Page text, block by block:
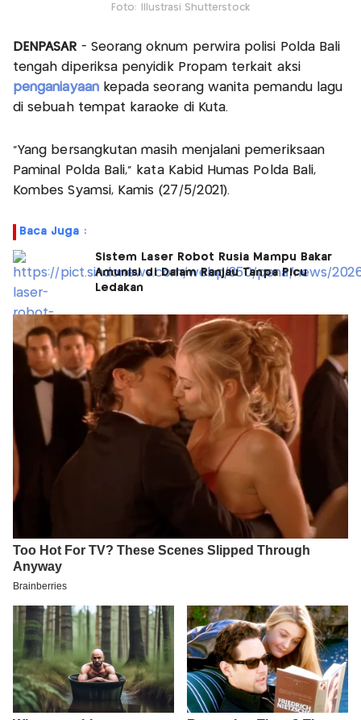
Foto: Illustrasi Shutterstock
DENPASAR - Seorang oknum perwira polisi Polda Bali
tengah diperiksa penyidik Propam terkait aksi
penganiayaan kepada seorang wanita pemandu lagu
di sebuah tempat karaoke di Kuta.
"Yang bersangkutan masih menjalani pemeriksaan
Paminal Polda Bali," kata Kabid Humas Polda Bali,
Kombes Syamsi, Kamis (27/5/2021).
Baca Juga :
Sistem Laser Robot Rusia Mampu Bakar
Amunisi di Dalam Ranjau Tanpa Picu
Ledakan